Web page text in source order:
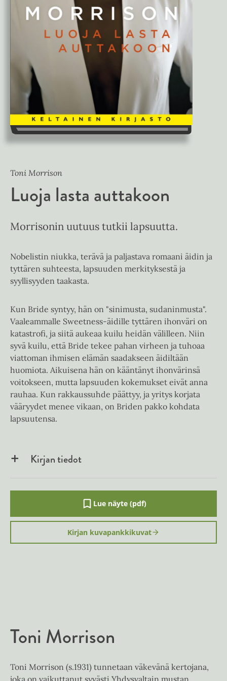
Toni Morrison
Luoja lasta auttakoon
Morrisonin uutuus tutkii lapsuutta.
Nobelistin niukka, terävä ja paljastava romaani äidin ja
tyttären suhteesta, lapsuuden merkityksestä ja
syyllisyyden taakasta.
Kun Bride syntyy, hän on "sinimusta, sudaninmusta".
Vaaleammalle Sweetness-äidille tyttären ihonväri on
katastrofi, ja siitä aukeaa kuilu heidän välilleen. Niin
syvä kuilu, että Bride tekee pahan virheen ja tuhoaa
viattoman ihmisen elämän saadakseen äidiltään
huomiota. Aikuisena hän on kääntänyt ihonvärinsä
voitokseen, mutta lapsuuden kokemukset eivät anna
rauhaa. Kun rakkaussuhde päättyy, ja yritys korjata
vääryydet menee vikaan, on Briden pakko kohdata
lapsuutensa.
Kirjan tiedot
Lue näyte (pdf)
A
u
k
e
a
i
l
t
Kirjan kuvapankkikuvat
Toni Morrison
Toni Morrison (s.1931) tunnetaan väkevänä kertojana,
joka on vaikuttanut syvästi Yhdysvaltain mustan